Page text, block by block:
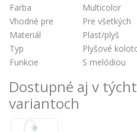
Farba
Multicolor
Vhodné pre
Pre všetkých
Materiál
Plast/plyš
Typ
Plyšové
Funkcie
S melódiou
Dostupné aj v
variantoch